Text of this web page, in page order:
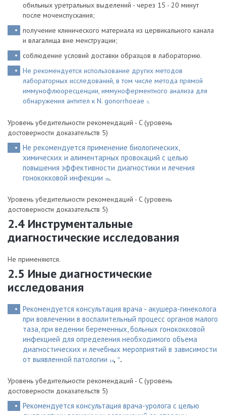
обильных уретральных выделений - через 15 - 20 минут
после мочеиспускания;
получение клинического материала из цервикального канала
и влагалища вне менструации;
соблюдение условий доставки образцов в лабораторию.
Не рекомендуется использование других методов
лабораторных исследований, в том числе метода прямой
иммунофлюоресценции, иммуноферментного анализа для
обнаружения антител к N. gonorrhoeae
5.
Уровень убедительности рекомендаций - C (уровень
достоверности доказательств 5)
Не рекомендуется применение биологических,
химических и алиментарных провокаций с целью
повышения эффективности диагностики и лечения
гонококковой инфекции 38.
Уровень убедительности рекомендаций - C (уровень
достоверности доказательств 5)
2.4 Инструментальные
диагностические исследования
Не применяются.
2.5 Иные диагностические
исследования
Рекомендуется консультация врача - акушера-гинеколога
при вовлечении в воспалительный процесс органов малого
таза, при ведении беременных, больных гонококковой
инфекцией для определения необходимого объема
диагностических и лечебных мероприятий в зависимости
от выявленной патологии 14, 20.
Уровень убедительности рекомендаций - C (уровень
достоверности доказательств 5)
Рекомендуется консультация врача-уролога с целью